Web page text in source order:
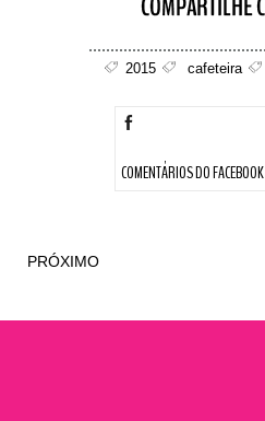
2015 cafeteira
COMENTÁRIOS DO FACEBOOK
PRÓXIMO